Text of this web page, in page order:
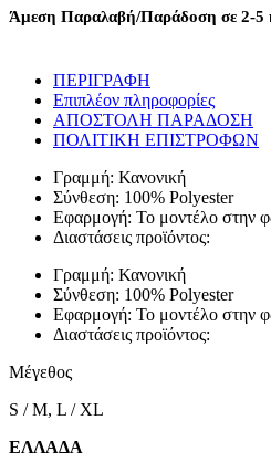
-
ΜΑΥΡΟ
Άμεση Παραλαβή/Παράδοση σε 2-5
ΠΕΡΙΓΡΑΦΗ
Επιπλέον πληροφορίες
ΑΠΟΣΤΟΛΗ ΠΑΡΑΔΟΣΗ
ΠΟΛΙΤΙΚΗ ΕΠΙΣΤΡΟΦΩΝ
Γραμμή: Κανονική
Σύνθεση: 100% Polyester
Εφαρμογή: Το μοντέλο στην
Διαστάσεις προϊόντος:
Γραμμή: Κανονική
Σύνθεση: 100% Polyester
Εφαρμογή: Το μοντέλο στην
Διαστάσεις προϊόντος:
Μέγεθος
S / M, L / XL
ΕΛΛΑΔΑ